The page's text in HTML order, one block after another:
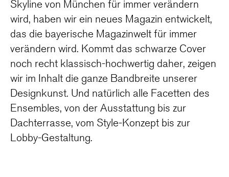
Skyline von München für immer verändern
wird, haben wir ein neues Magazin entwickelt,
das die bayerische Magazinwelt für immer
verändern wird. Kommt das schwarze Cover
noch recht klassisch-hochwertig daher, zeigen
wir im Inhalt die ganze Bandbreite unserer
Designkunst. Und natürlich alle Facetten des
Ensembles, von der Ausstattung bis zur
Dachterrasse, vom Style-Konzept bis zur
Lobby-Gestaltung.